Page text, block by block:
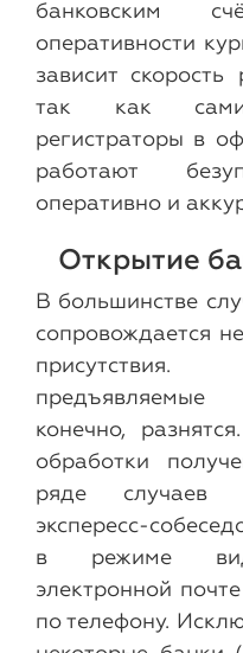
банковским
оперативности
зависит скорость
так как сами
регистраторы в
работают
оперативно и
Открытие
В большинстве
сопровождается
присутствия.
конечно,
обработки
ряде случаев
экспересс-
в режиме
электронной
по телефону.